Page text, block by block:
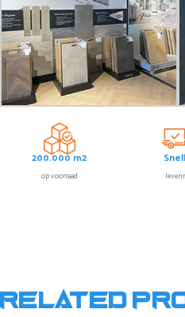
200.000 m2
op voorraad
Related